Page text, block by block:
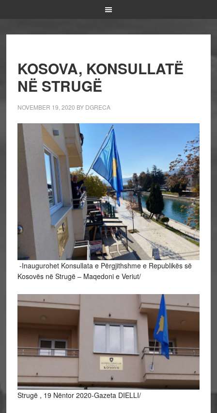
KOSOVA, KONSULLATË
NË STRUGË
NOVEMBER 19, 2020 BY DGRECA
-Inaugurohet Konsullata e Përgjithshme e Republikës së
Kosovës në Strugë – Maqedoni e Veriut/
Strugë , 19 Nëntor 2020-Gazeta DIELLI/